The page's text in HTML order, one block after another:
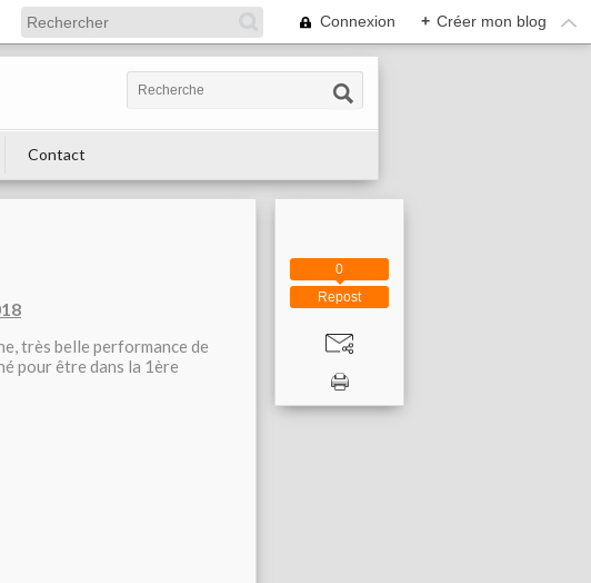
Connexion + Créer mon blog
Contact
très belle performance de
pour être dans la 1ère
Repost
0